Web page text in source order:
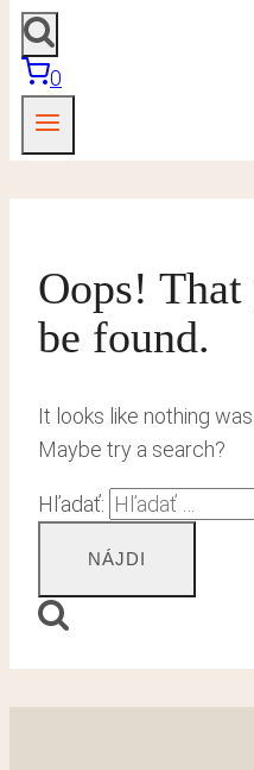
0
Oops! That
be found.
It looks like nothing
Maybe try a search?
Hľadať: